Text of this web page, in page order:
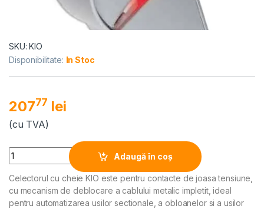
SKU: KIO
Disponibilitate: In Stoc
20777 lei
(cu TVA)
Quantity
Adaugă în coș
Celectorul cu cheie KIO este pentru contacte de joasa tensiune,
cu mecanism de deblocare a cablului metalic impletit, ideal
pentru automatizarea usilor sectionale, a obloanelor si a usilor